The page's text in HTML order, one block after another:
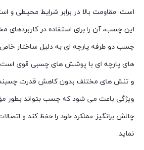
است. مقاومت بالا در برابر شرایط محیطی و
این چسب، آن را برای استفاده در کاربردهای
چسب دو طرفه پارچه ای به دلیل ساختار
های پارچه ای با پوشش های چسبی قوی است،
و تنش های مختلف بدون کاهش قدرت
ویژگی باعث می شود که چسب بتواند بطور
چالش برانگیز عملکرد خود را حفظ کند و
نماید.